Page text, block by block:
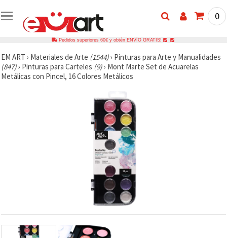
0
Pedidos superiores 60€ y obtén ENVÍO GRATIS!
EM ART › Materiales de Arte (1544)› Pinturas para Arte y Manualidades
(847)› Pinturas para Carteles (9)› Mont Marte Set de Acuarelas
Metálicas con Pincel, 16 Colores Metálicos